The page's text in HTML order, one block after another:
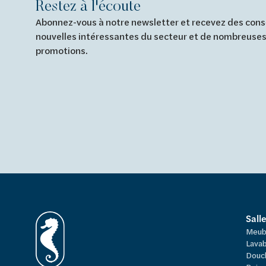
Restez à l'écoute
Abonnez-vous à notre newsletter et recevez des
nouvelles intéressantes du secteur et de
promotions.